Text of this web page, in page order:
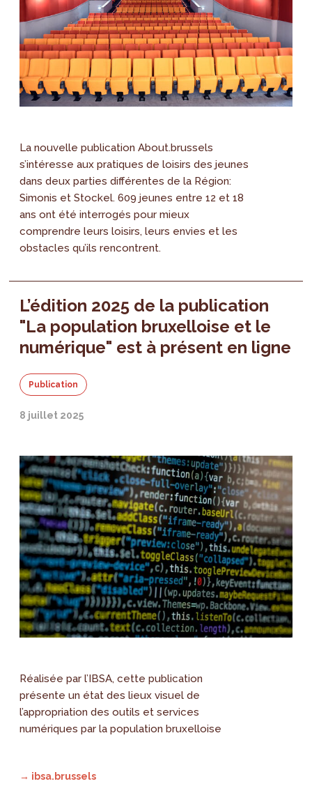
La nouvelle publication About.brussels
s’intéresse aux pratiques de loisirs des jeunes
dans deux parties différentes de la Région:
Simonis et Stockel. 609 jeunes entre 12 et 18
ans ont été interrogés pour mieux
comprendre leurs loisirs, leurs envies et les
obstacles qu’ils rencontrent.
L’édition 2025 de la publication
"La population bruxelloise et le
numérique" est à présent en ligne
Publication
8 juillet 2025
Réalisée par l’IBSA, cette publication
présente un état des lieux visuel de
l’appropriation des outils et services
numériques par la population bruxelloise
→ ibsa.brussels